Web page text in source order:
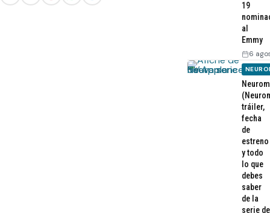
19
al
Emmy
6
tráiler,
fecha
de
estreno
y todo
lo que
debes
saber
de la
serie de